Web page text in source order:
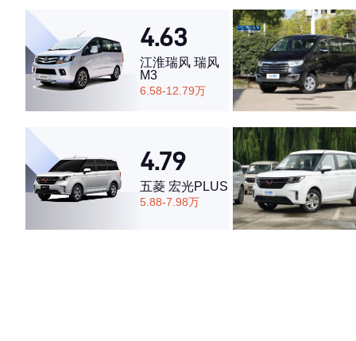
·空间表现较为优秀，优于61%同级车
4.63
江淮瑞风 瑞风
M3
6.58-12.79万
4.79
五菱 宏光PLUS
5.88-7.98万